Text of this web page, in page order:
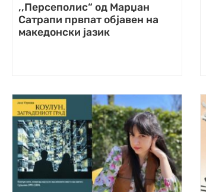
,,Персеполис“ од Марџан
Сатрапи првпат објавен на
македонски јазик